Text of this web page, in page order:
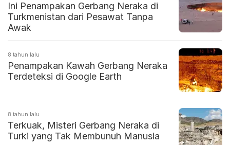
Ini Penampakan Gerbang Neraka di
Turkmenistan dari Pesawat Tanpa
Awak
8 tahun lalu
Penampakan Kawah Gerbang Neraka
Terdeteksi di Google Earth
8 tahun lalu
Terkuak, Misteri Gerbang Neraka di
Turki yang Tak Membunuh Manusia